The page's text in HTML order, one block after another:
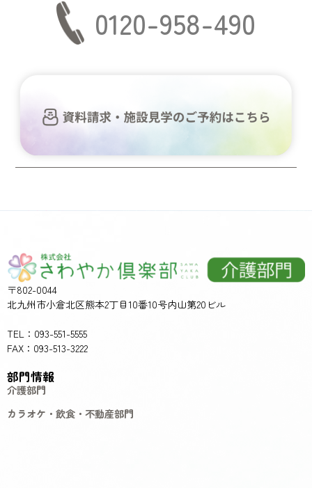
0120-958-490
〒802-0044
北九州市小倉北区熊本2丁目10番10号内山第20ビル
TEL：093-551-5555
FAX：093-513-3222
部門情報
介護部門
カラオケ・飲食・不動産部門